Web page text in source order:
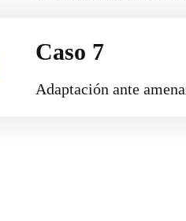
Caso 7
Adaptación ante